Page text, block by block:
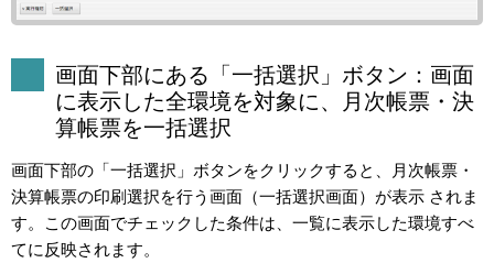
画面下部にある「一括選択」ボタン：画面
に表示した全環境を対象に、月次帳票・決
算帳票を一括選択
画面下部の「一括選択」ボタンをクリックすると、月次帳票・
決算帳票の印刷選択を行う画面（一括選択画面）が表示 されま
す。この画面でチェックした条件は、一覧に表示した環境すべ
てに反映されます。